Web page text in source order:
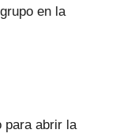
en la
para abrir la